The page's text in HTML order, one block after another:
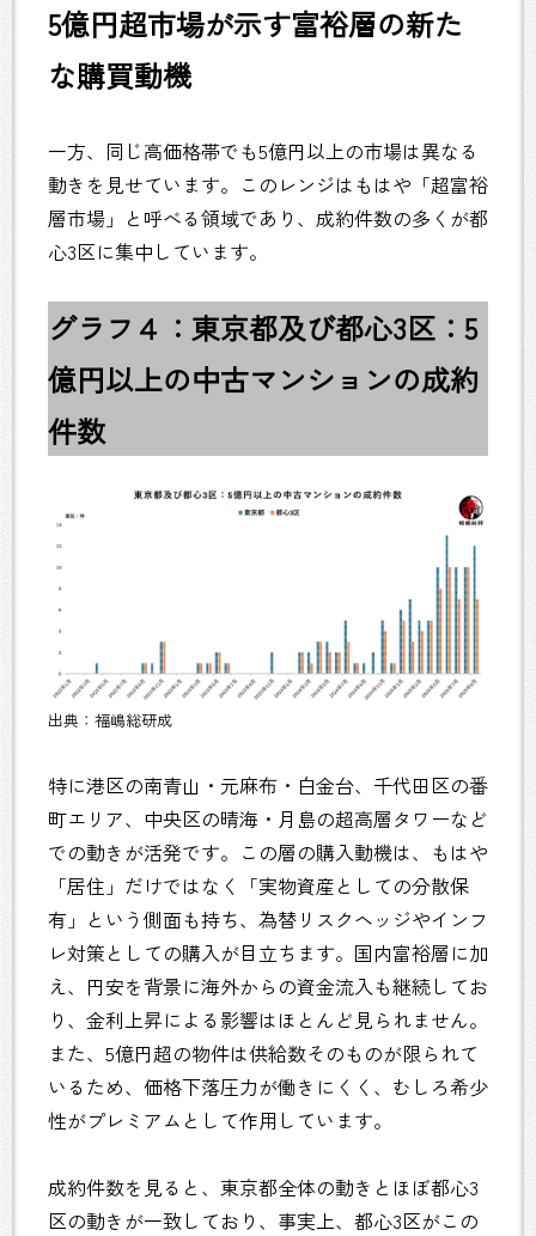
5億円超市場が示す富裕層の新た
な購買動機
一方、同じ高価格帯でも5億円以上の市場は異なる
動きを見せています。このレンジはもはや「超富裕
層市場」と呼べる領域であり、成約件数の多くが都
心3区に集中しています。
グラフ４：東京都及び都心3区：5
億円以上の中古マンションの成約
件数
出典：福嶋総研成
特に港区の南青山・元麻布・白金台、千代田区の番
町エリア、中央区の晴海・月島の超高層タワーなど
での動きが活発です。この層の購入動機は、もはや
「居住」だけではなく「実物資産としての分散保
有」という側面も持ち、為替リスクヘッジやインフ
レ対策としての購入が目立ちます。国内富裕層に加
え、円安を背景に海外からの資金流入も継続してお
り、金利上昇による影響はほとんど見られません。
また、5億円超の物件は供給数そのものが限られて
いるため、価格下落圧力が働きにくく、むしろ希少
性がプレミアムとして作用しています。
成約件数を見ると、東京都全体の動きとほぼ都心3
区の動きが一致しており、事実上、都心3区がこの